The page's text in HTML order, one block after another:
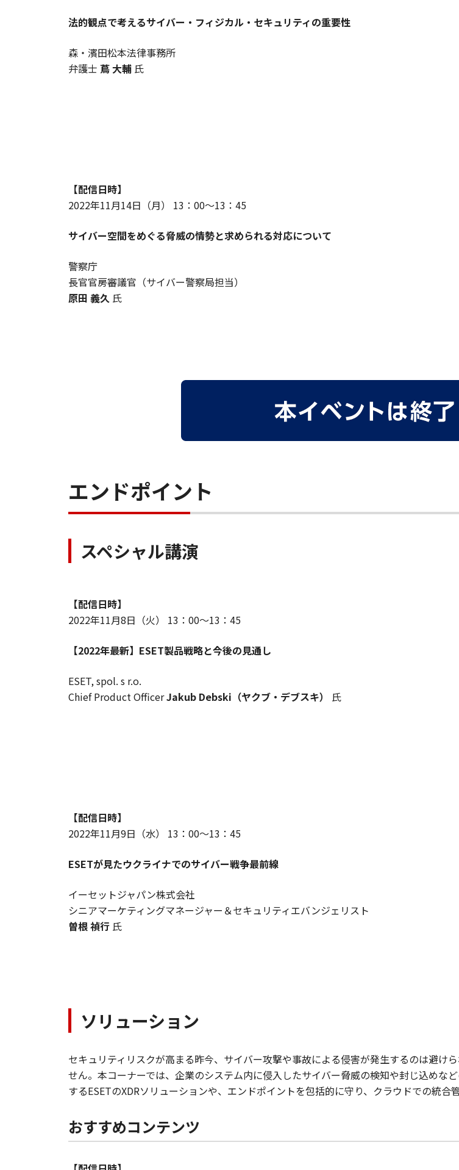
法的観点で考えるサイバー・フィジカル・セキュリティの重要性
森・濱田松本法律事務所
弁護士 蔦 大輔 氏
【配信日時】
2022年11月14日（月） 13：00～13：45
サイバー空間をめぐる脅威の情勢と求められる対応について
警察庁
長官官房審議官（サイバー警察局担当）
原田 義久 氏
エンドポイント
スペシャル講演
【配信日時】
2022年11月8日（火） 13：00～13：45
【2022年最新】ESET製品戦略と今後の見通し
ESET, spol. s r.o.
Chief Product OfficerJakub Debski（ヤクブ・デブスキ） 氏
【配信日時】
2022年11月9日（水） 13：00～13：45
ESETが見たウクライナでのサイバー戦争最前線
イーセットジャパン株式会社
シニアマーケティングマネージャー＆セキュリティエバンジェリスト
曽根 禎行 氏
ソリューション
セキュリティリスクが高まる昨今、サイバー攻撃や事故による侵害が発生するのは避け
せん。本コーナーでは、企業のシステム内に侵入したサイバー脅威の検知や封じ込めな
するESETのXDRソリューションや、エンドポイントを包括的に守り、クラウドでの統合
おすすめコンテンツ